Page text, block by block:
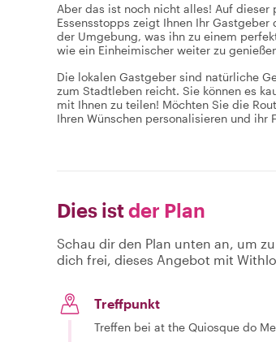
Aber das ist noch nicht alles! Auf dieser
Essensstopps zeigt Ihnen Ihr
der Umgebung, was ihn zu einem
wie ein Einheimischer weiter zu
Die lokalen Gastgeber sind natürliche
zum Stadtleben reicht. Sie können es
mit Ihnen zu teilen! Möchten Sie die
Ihren Wünschen personalisieren und ihr
Dies istder Plan
Schau dir den Plan unten an, um
dich frei, dieses Angebot mit
Treffpunkt
Treffen bei at the Quiosque do